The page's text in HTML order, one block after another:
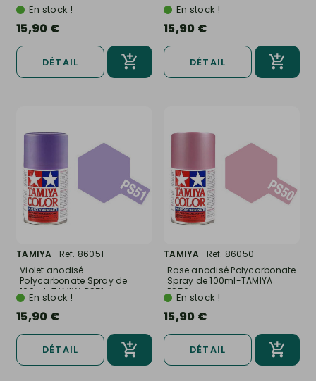
En stock !
15,90 €
DÉTAIL
En stock !
15,90 €
DÉTAIL
TAMIYA
Ref. 86051
Violet anodisé
Polycarbonate Spray de
100ml-TAMIYA PS51
En stock !
15,90 €
DÉTAIL
TAMIYA
Ref. 86050
Rose anodisé Polycarbonate
Spray de 100ml-TAMIYA
PS50En stock !
15,90 €
DÉTAIL